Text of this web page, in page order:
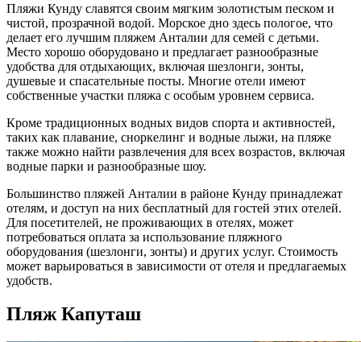
Пляжи Кунду славятся своим мягким золотистым песком и
чистой, прозрачной водой. Морское дно здесь пологое, что
делает его лучшим пляжем Анталии для семей с детьми.
Место хорошо оборудовано и предлагает разнообразные
удобства для отдыхающих, включая шезлонги, зонты,
душевые и спасательные посты. Многие отели имеют
собственные участки пляжа с особым уровнем сервиса.
Кроме традиционных водных видов спорта и активностей,
таких как плавание, сноркелинг и водные лыжи, на пляже
также можно найти развлечения для всех возрастов, включая
водные парки и разнообразные шоу.
Большинство пляжей Анталии в районе Кунду принадлежат
отелям, и доступ на них бесплатный для гостей этих отелей.
Для посетителей, не проживающих в отелях, может
потребоваться оплата за использование пляжного
оборудования (шезлонги, зонты) и других услуг. Стоимость
может варьироваться в зависимости от отеля и предлагаемых
удобств.
Пляж Капуташ